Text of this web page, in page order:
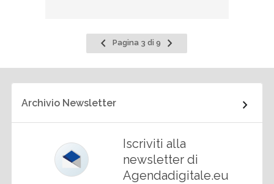
Pagina
precedente
Pagina 3 di 9
Pagina
successiva
Archivio Newsletter
Iscriviti alla
newsletter di
Agendadigitale.eu